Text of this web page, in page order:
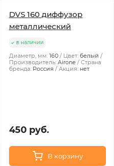
DVS 160 диффузор
металлический
в наличии
Диаметр, мм: 160 Цвет: белый
Производитель: Airone
Страна
бренда: Россия Акция: нет
450 руб.
В корзину